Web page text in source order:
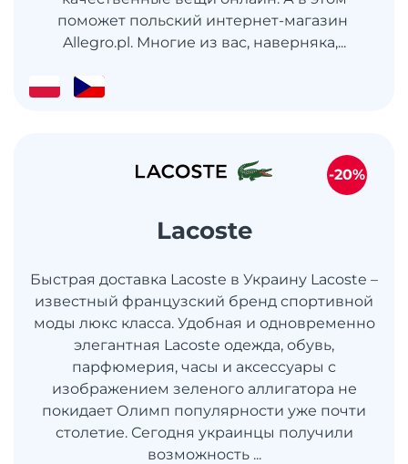
поможет польский интернет-магазин
Allegro.pl. Многие из вас, наверняка,...
Lacoste
Быстрая доставка Lacoste в Украину Lacoste –
известный французский бренд спортивной
моды люкс класса. Удобная и одновременно
элегантная Lacoste одежда, обувь,
парфюмерия, часы и аксессуары с
изображением зеленого аллигатора не
покидает Олимп популярности уже почти
столетие. Сегодня украинцы получили
возможность ...
-20%